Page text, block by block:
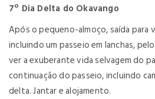
7º Dia Delta do Okavango
Após o pequeno-almoço, saída para
incluindo um passeio em lanchas,
ver a exuberante vida selvagem do
continuação do passeio, incluindo
delta. Jantar e alojamento.